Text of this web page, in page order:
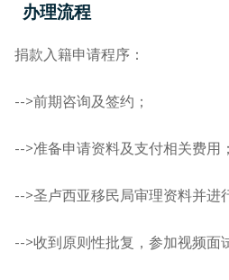
办理流程
捐款入籍申请程序：
-->前期咨询及签约；
-->准备申请资料及支付相关费用；
-->圣卢西亚移民局审理资料并进
-->收到原则性批复，参加视频面